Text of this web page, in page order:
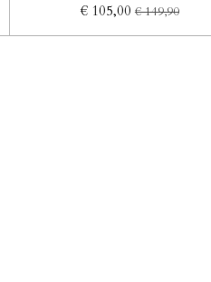
€ 105,00 € 149,90